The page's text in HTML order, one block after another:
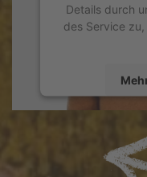
Details durch
des Service zu,
powered